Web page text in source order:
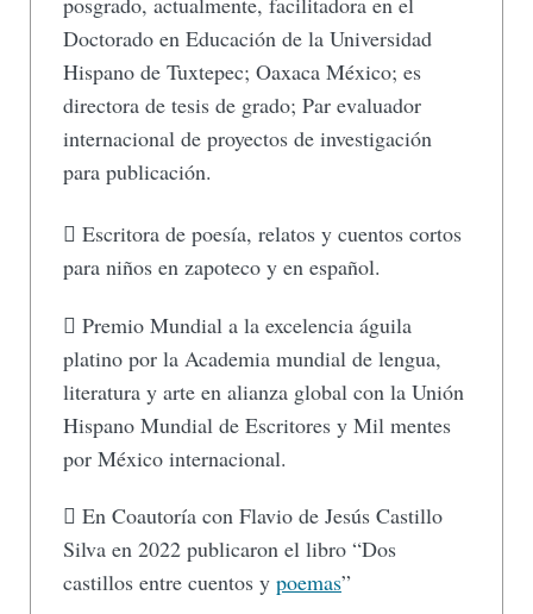
Doctorado en Educación de la Universidad
Hispano de Tuxtepec; Oaxaca México; es
directora de tesis de grado; Par evaluador
internacional de proyectos de investigación
para publicación.
 Escritora de poesía, relatos y cuentos cortos
para niños en zapoteco y en español.
 Premio Mundial a la excelencia águila
platino por la Academia mundial de lengua,
literatura y arte en alianza global con la Unión
Hispano Mundial de Escritores y Mil mentes
por México internacional.
 En Coautoría con Flavio de Jesús Castillo
Silva en 2022 publicaron el libro “Dos
castillos entre cuentos y poemas”